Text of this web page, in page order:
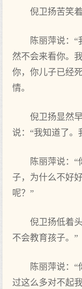
倪卫扬苦笑
陈丽萍说：
然不会来看你。
你，你儿子已经
情。
倪卫扬显然
说：“我知道了。
陈丽萍说：
子，为什么不好
呢？”
倪卫扬低着
不会教育孩子。”
陈丽萍说：
过这么多对不起